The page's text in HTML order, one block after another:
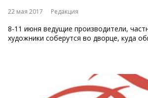
22 мая 2017 Редакция
8-11 июня ведущие производители,
художники соберутся во дворце, куда